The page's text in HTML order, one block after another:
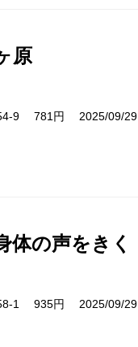
原
9 781円 2025/09/29
の声をきく
1 935円 2025/09/29